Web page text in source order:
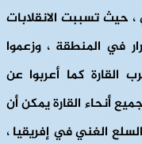
حيث تسببت الانقلابات
في المنطقة ، وزعموا
كما أعربوا عن
أنحاء القارة يمكن أن
الغني في إفريقيا ،